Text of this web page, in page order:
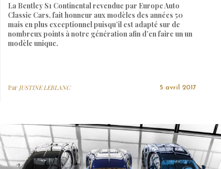
La Bentley S1 Continental revendue par Europe Auto
Classic Cars, fait honneur aux modèles des années 50
mais en plus exceptionnel puisqu’il est adapté sur de
nombreux points à notre génération afin d’en faire un un
modèle unique.
Par JUSTINE LEBLANC 5 avril 2017